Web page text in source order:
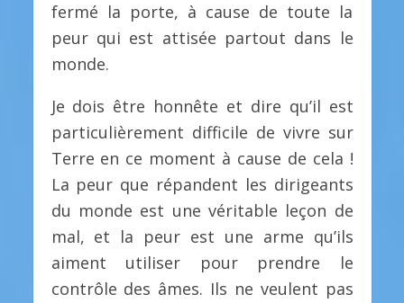
fermé la porte, à cause de toute la
peur qui est attisée partout dans le
monde.
Je dois être honnête et dire qu’il est
particulièrement difficile de vivre sur
Terre en ce moment à cause de cela !
La peur que répandent les dirigeants
du monde est une véritable leçon de
mal, et la peur est une arme qu’ils
aiment utiliser pour prendre le
contrôle des âmes. Ils ne veulent pas